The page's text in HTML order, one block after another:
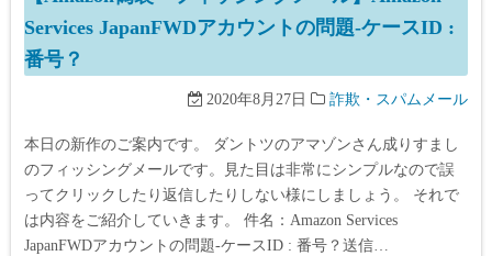
Services JapanFWDアカウントの問題-ケースID :
番号？
2020年8月27日 詐欺・スパムメール
本日の新作のご案内です。 ダントツのアマゾンさん成りすまし
のフィッシングメールです。見た目は非常にシンプルなので誤
ってクリックしたり返信したりしない様にしましょう。 それで
は内容をご紹介していきます。 件名：Amazon Services
JapanFWDアカウントの問題-ケースID : 番号？送信…